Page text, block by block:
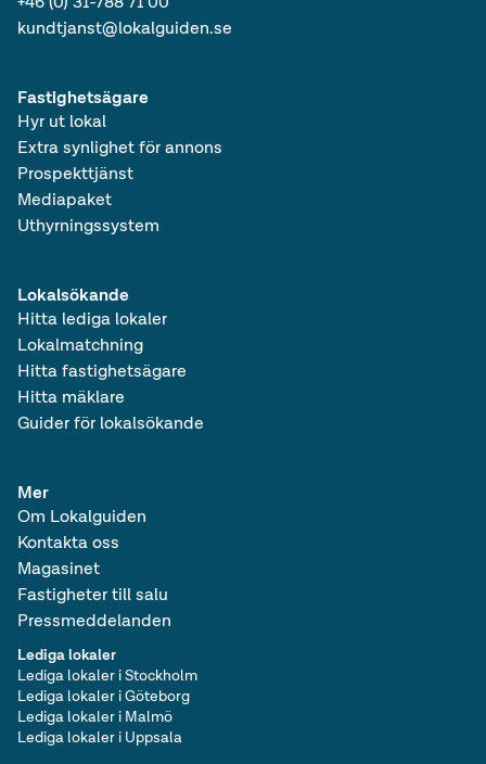
kundtjanst@lokalguiden.se
Lokalsökande
Hitta lediga lokaler
Lokalmatchning
Hitta fastighetsägare
Hitta mäklare
Guider för lokalsökande
Fastighetsägare
Hyr ut lokal
Extra synlighet för annons
Prospekttjänst
Mediapaket
Uthyrningssystem
Mer
Om Lokalguiden
Kontakta oss
Magasinet
Fastigheter till salu
Pressmeddelanden
Lediga lokaler
Lediga lokaler i Stockholm
Lediga lokaler i Göteborg
Lediga lokaler i Malmö
Lediga lokaler i Uppsala